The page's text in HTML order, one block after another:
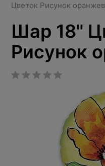
Цветок Рисунок
Шар 18"
Рисунок